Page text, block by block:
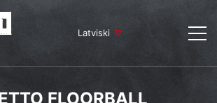
Latviski
FLOORBALL